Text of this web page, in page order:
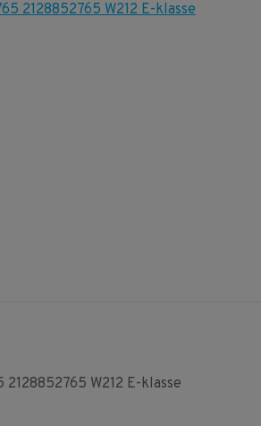
W212 E-klasse